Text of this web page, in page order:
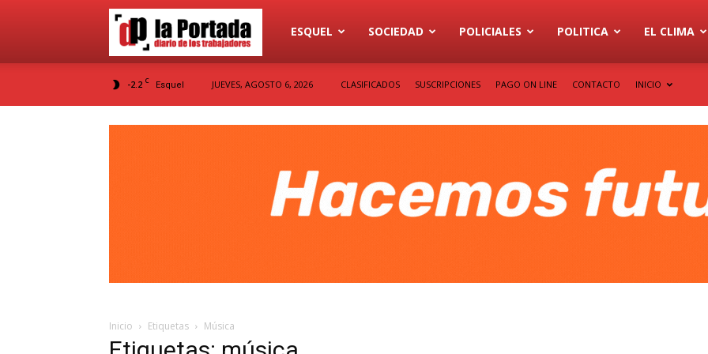
Diario
La
ESQUEL SOCIEDAD POLICIALES POLITICA EL CLIMA
-2.2 C Esquel JUEVES, AGOSTO 6, 2026 CLASIFICADOS SUSCRIPCIONES PAGO ON LINE CONTACTO INICIO
Inicio Etiquetas Música